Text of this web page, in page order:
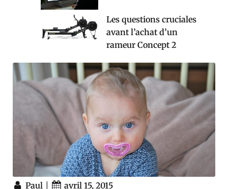
Les questions cruciales
avant l’achat d’un
rameur Concept 2
Paul avril 15, 2015